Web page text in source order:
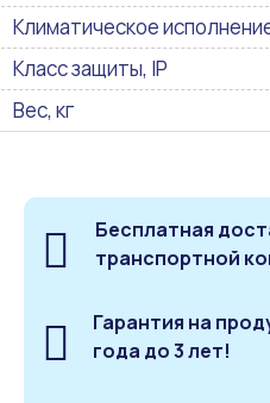
Климатическое
Класс защиты, IP
Вес, кг
Бесплатная
транспортной
Гарантия на
года до 3 лет!